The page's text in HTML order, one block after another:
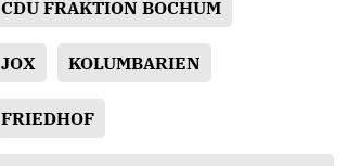
CDU FRAKTION BOCHUM
JOX KOLUMBARIEN
FRIEDHOF